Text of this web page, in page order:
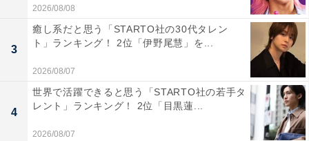
全国から多くの人が足を運ぶ一大イベントです。
回答者からは「やはり福岡といえば筑後川の花火大会が
一番大きいです。学生時代に何度も行きましたが空一面
花火になります」(20代女性／東京都)、「実際に筑後川
の花火大会に行った時に今まで見てきた花火大会はなん
だったのかと言う位迫力があったから」(30代女性／福岡
2026/08/08
3
癒し系だと思う「STARTO社の30代タレン
ト」ランキング！ 2位「伊野尾慧」を...
2026/08/07
4
世界で活躍できると思う「STARTO社の若手タ
レント」ランキング！ 2位「目黒蓮...
2026/08/07